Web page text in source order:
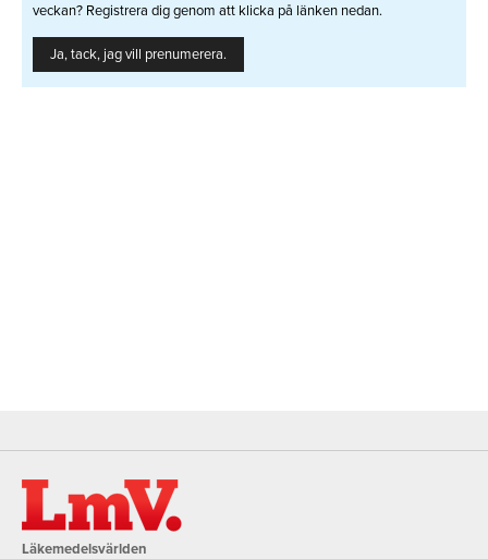
veckan? Registrera dig genom att klicka på länken nedan.
Ja, tack, jag vill prenumerera.
Läkemedelsvärlden